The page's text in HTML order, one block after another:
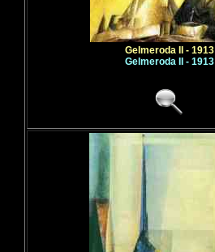
Gelmeroda II - 1913
Gelmeroda II - 1913